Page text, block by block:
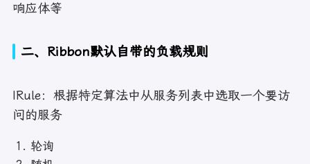
响应体等
二、Ribbon默认自带的负载规则
IRule：根据特定算法中从服务列表中选取一个要访
问的服务
轮询